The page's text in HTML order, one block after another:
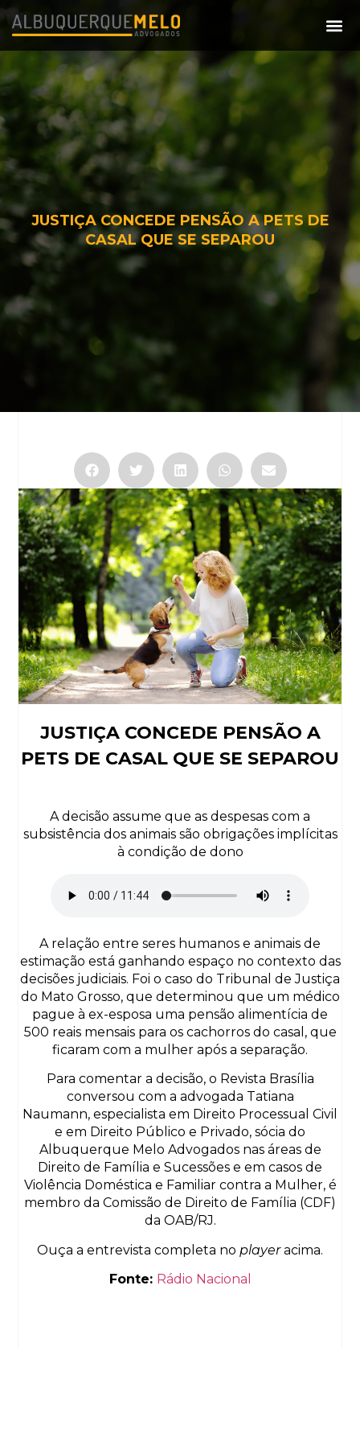
JUSTIÇA CONCEDE PENSÃO A PETS DE
CASAL QUE SE SEPAROU
JUSTIÇA CONCEDE PENSÃO A
PETS DE CASAL QUE SE SEPAROU
A decisão assume que as despesas com a
subsistência dos animais são obrigações implícitas
à condição de dono
A relação entre seres humanos e animais de
estimação está ganhando espaço no contexto das
decisões judiciais. Foi o caso do Tribunal de Justiça
do Mato Grosso, que determinou que um médico
pague à ex-esposa uma pensão alimentícia de
500 reais mensais para os cachorros do casal, que
ficaram com a mulher após a separação.
Para comentar a decisão, o Revista Brasília
conversou com a advogada Tatiana
Naumann, especialista em Direito Processual Civil
e em Direito Público e Privado, sócia do
Albuquerque Melo Advogados nas áreas de
Direito de Família e Sucessões e em casos de
Violência Doméstica e Familiar contra a Mulher, é
membro da Comissão de Direito de Família (CDF)
da OAB/RJ.
Ouça a entrevista completa no playeracima.
Fonte: Rádio Nacional